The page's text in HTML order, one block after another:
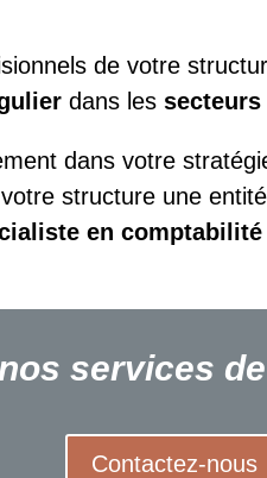
de votre
dans les
dans votre
structure une entité
en comptabilité
services de
Contactez-nous